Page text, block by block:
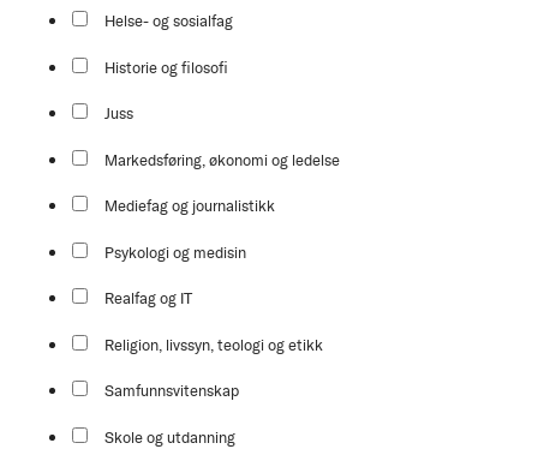
Helse- og sosialfag
Historie og filosofi
Juss
Markedsføring, økonomi og ledelse
Mediefag og journalistikk
Psykologi og medisin
Realfag og IT
Religion, livssyn, teologi og etikk
Samfunnsvitenskap
Skole og utdanning